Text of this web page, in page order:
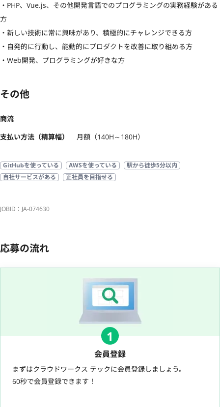
・PHP、Vue.js、その他開発言語でのプログラミングの実務経験がある
方
・新しい技術に常に興味があり、積極的にチャレンジできる方
・自発的に行動し、能動的にプロダクトを改善に取り組める方
・Web開発、プログラミングが好きな方
その他
商流
支払い方法（精算幅）
月額（140H～180H）
GitHubを使っている AWSを使っている
駅から徒歩5分以内
自社サービスがある
正社員を目指せる
JOBID：JA-074630
応募の流れ
1
会員登録
まずはクラウドワークス テックに会員登録しましょう。
60秒で会員登録できます！